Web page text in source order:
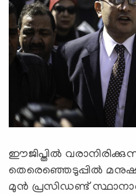
ഈജിപ്തില്‍
തെരെഞ്ഞെടുപ്പില്‍
മുന്‍ പ്രസിഡണ്ട്